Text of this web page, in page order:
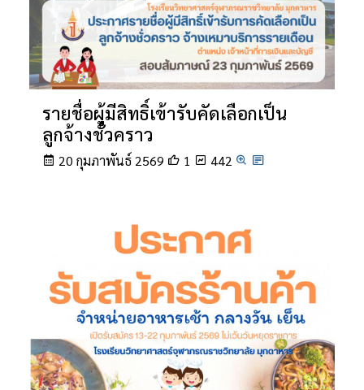
รายชื่อผู้มีสิทธิ์เข้ารับคัดเลือกเป็น
ลูกจ้างชั่วคราว
20 กุมภาพันธ์ 2569 1 442